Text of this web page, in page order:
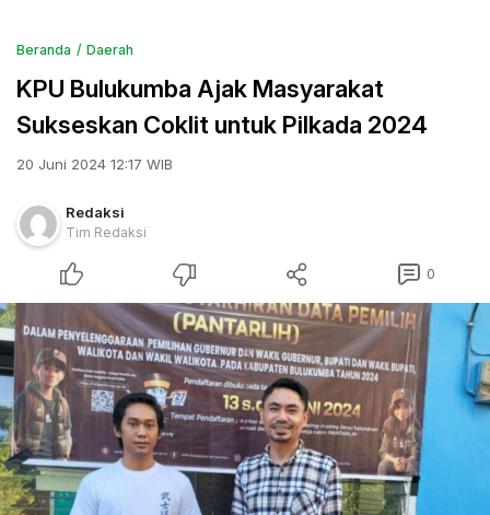
Beranda Daerah
KPU Bulukumba Ajak Masyarakat
Sukseskan Coklit untuk Pilkada 2024
20 Juni 2024 12:17 WIB
Redaksi
Tim Redaksi
0